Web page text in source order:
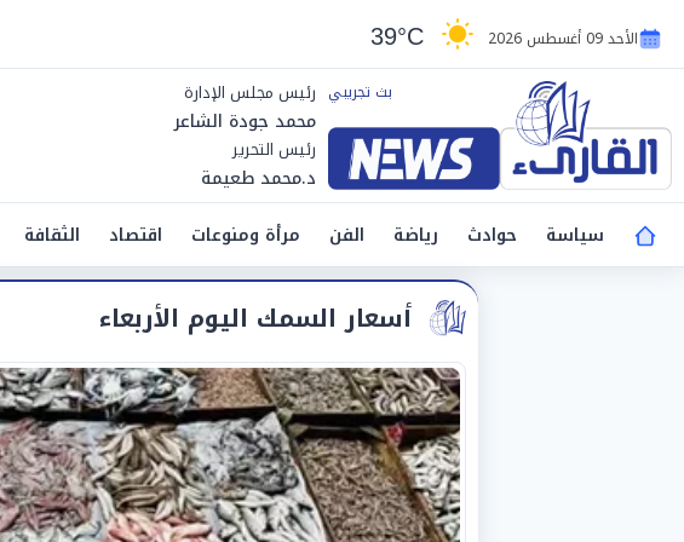
الأحد 09 أغسطس 2026 39°C
رئيس مجلس الإدارة
محمد جودة الشاعر
رئيس التحرير
د.محمد طعيمة
سياسة
حوادث رياضة الفن مرأة ومنوعات اقتصاد الثقافة
أسعار السمك اليوم الأربعاء